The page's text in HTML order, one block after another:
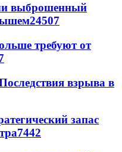
выброшенный
24507
требуют от
взрыва в
запас
7442